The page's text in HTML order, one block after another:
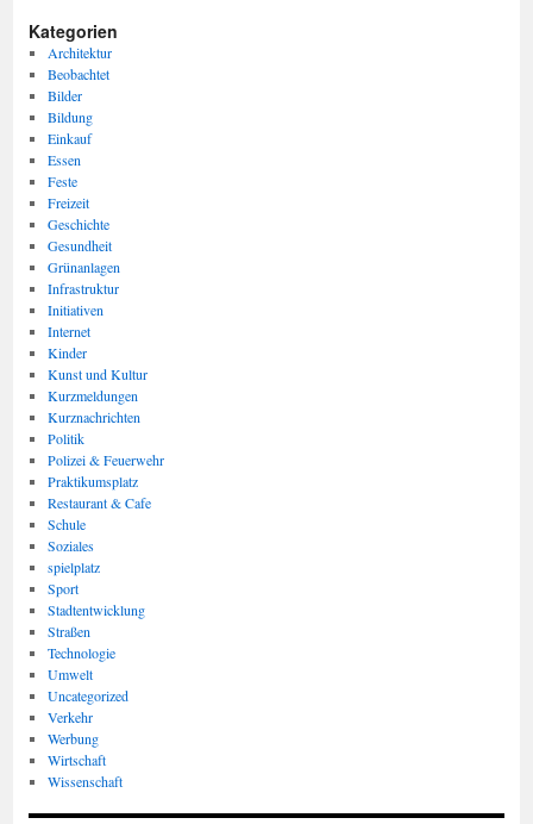
Kategorien
Architektur
Beobachtet
Bilder
Bildung
Einkauf
Essen
Feste
Freizeit
Geschichte
Gesundheit
Grünanlagen
Infrastruktur
Initiativen
Internet
Kinder
Kunst und Kultur
Kurzmeldungen
Kurznachrichten
Politik
Polizei & Feuerwehr
Praktikumsplatz
Restaurant & Cafe
Schule
Soziales
spielplatz
Sport
Stadtentwicklung
Straßen
Technologie
Umwelt
Uncategorized
Verkehr
Werbung
Wirtschaft
Wissenschaft